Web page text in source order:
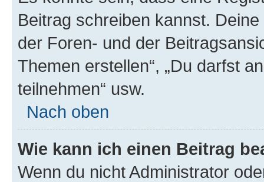
Beitrag schreiben kannst.
der Foren- und der
Themen erstellen“, „Du darfst
teilnehmen“ usw.
Nach oben
Wie kann ich einen Beitrag
Wenn du nicht Administrator